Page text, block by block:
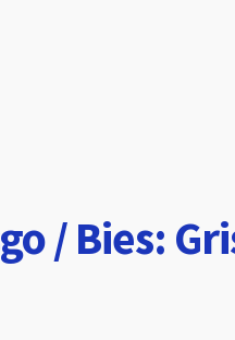
/ Bies: